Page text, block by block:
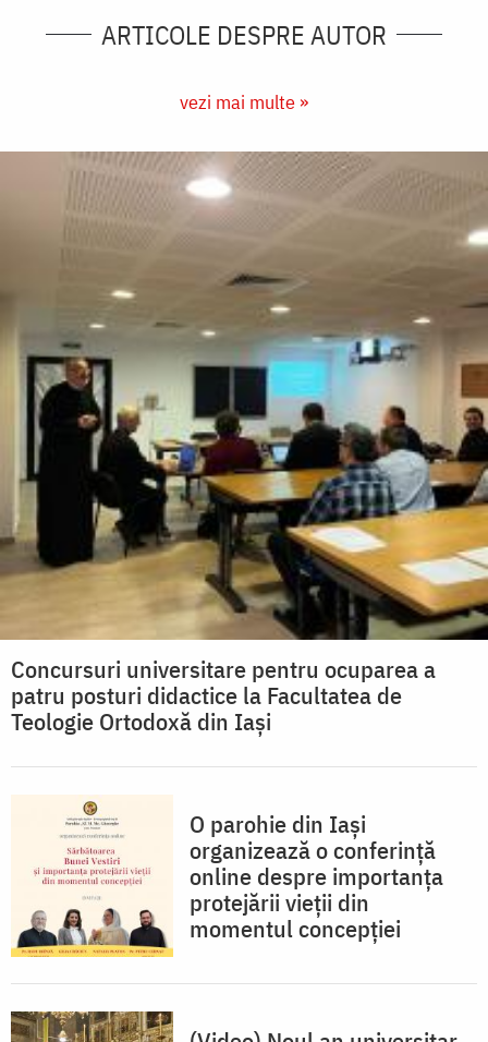
ARTICOLE DESPRE AUTOR
vezi mai multe »
Concursuri universitare pentru ocuparea a
patru posturi didactice la Facultatea de
Teologie Ortodoxă din Iași
O parohie din Iași
organizează o conferință
online despre importanța
protejării vieții din
momentul concepției